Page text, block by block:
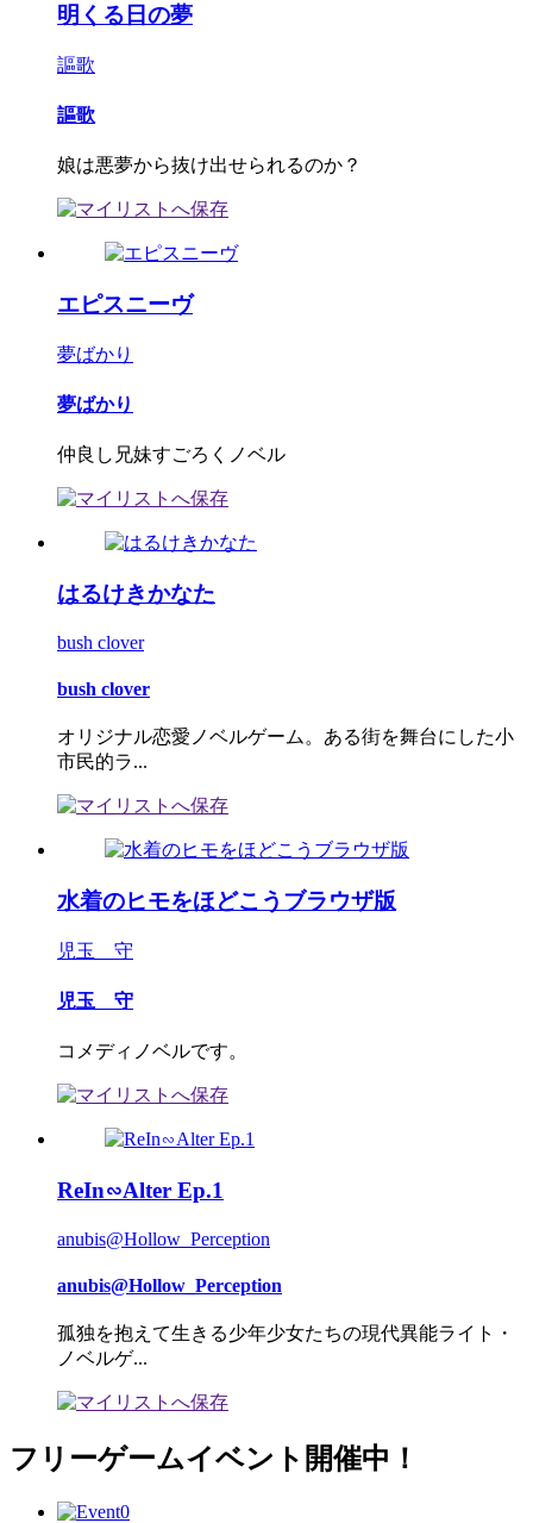
明くる日の夢
謳歌
謳歌
娘は悪夢から抜け出せられるのか？
エピスニーヴ
夢ばかり
夢ばかり
仲良し兄妹すごろくノベル
はるけきかなた
bush clover
bush clover
オリジナル恋愛ノベルゲーム。ある街を舞台にした小
市民的ラ...
水着のヒモをほどこうブラウザ版
児玉 守
児玉 守
コメディノベルです。
ReIn∽Alter Ep.1
anubis@Hollow_Perception
anubis@Hollow_Perception
孤独を抱えて生きる少年少女たちの現代異能ライト・
ノベルゲ...
フリーゲームイベント開催中！